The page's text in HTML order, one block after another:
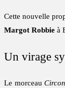
Cette nouvelle
Margot Robbie à
Un virage
Le morceau